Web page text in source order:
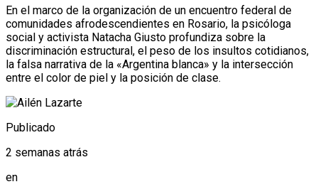
En el marco de la organización de un encuentro federal de
comunidades afrodescendientes en Rosario, la psicóloga
social y activista Natacha Giusto profundiza sobre la
discriminación estructural, el peso de los insultos cotidianos,
la falsa narrativa de la «Argentina blanca» y la intersección
entre el color de piel y la posición de clase.
Publicado
2 semanas atrás
en